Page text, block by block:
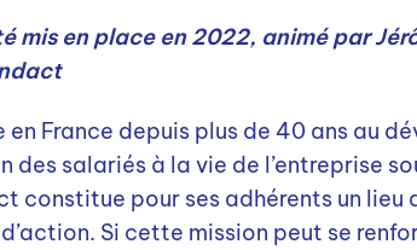
mis en place en 2022, animé par
France depuis plus de 40 ans au
salariés à la vie de l’entreprise
constitue pour ses adhérents un lieu
Si cette mission peut se